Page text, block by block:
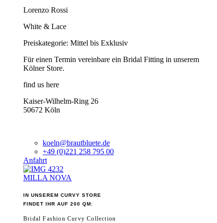
Lorenzo Rossi
White & Lace
Preiskategorie: Mittel bis Exklusiv
Für einen Termin vereinbare ein Bridal Fitting in unserem
Kölner Store.
find us here
Kaiser-Wilhelm-Ring 26
50672 Köln
koeln@brautbluete.de
+49 (0)221 258 795 00
Anfahrt
MILLA NOVA
IN UNSEREM CURVY STORE
FINDET IHR AUF 200 QM:
Bridal Fashion Curvy Collection